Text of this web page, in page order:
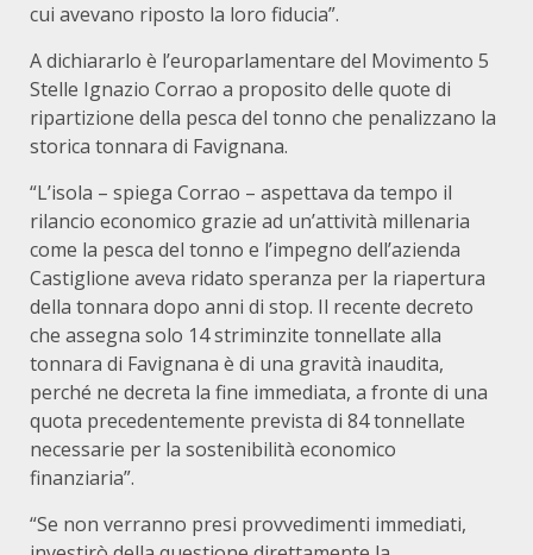
cui avevano riposto la loro fiducia”.
A dichiararlo è l’europarlamentare del Movimento 5
Stelle Ignazio Corrao a proposito delle quote di
ripartizione della pesca del tonno che penalizzano la
storica tonnara di Favignana.
“L’isola – spiega Corrao – aspettava da tempo il
rilancio economico grazie ad un’attività millenaria
come la pesca del tonno e l’impegno dell’azienda
Castiglione aveva ridato speranza per la riapertura
della tonnara dopo anni di stop. Il recente decreto
che assegna solo 14 striminzite tonnellate alla
tonnara di Favignana è di una gravità inaudita,
perché ne decreta la fine immediata, a fronte di una
quota precedentemente prevista di 84 tonnellate
necessarie per la sostenibilità economico
finanziaria”.
“Se non verranno presi provvedimenti immediati,